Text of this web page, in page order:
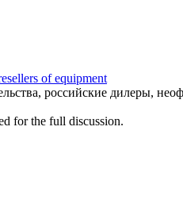
of equipment
российские дилеры,
for the full discussion.